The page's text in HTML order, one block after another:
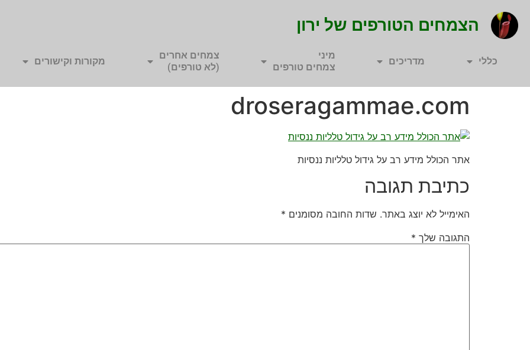
הצמחים הטורפים של ירון
כללי מדריכים
מיני
צמחים טורפים
צמחים אחרים
(לא טורפים)
מקורות וקישורים
droseragammae.com
אתר הכולל מידע רב על גידול טלליות ננסיות
כתיבת תגובה
האימייל לא יוצג באתר. שדות החובה מסומנים *
התגובה שלך *